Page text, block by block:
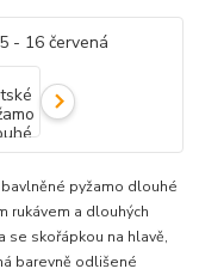
pyžamo dlouhé
rukávem a dlouhých
se skořápkou na hlavě,
barevně odlišené